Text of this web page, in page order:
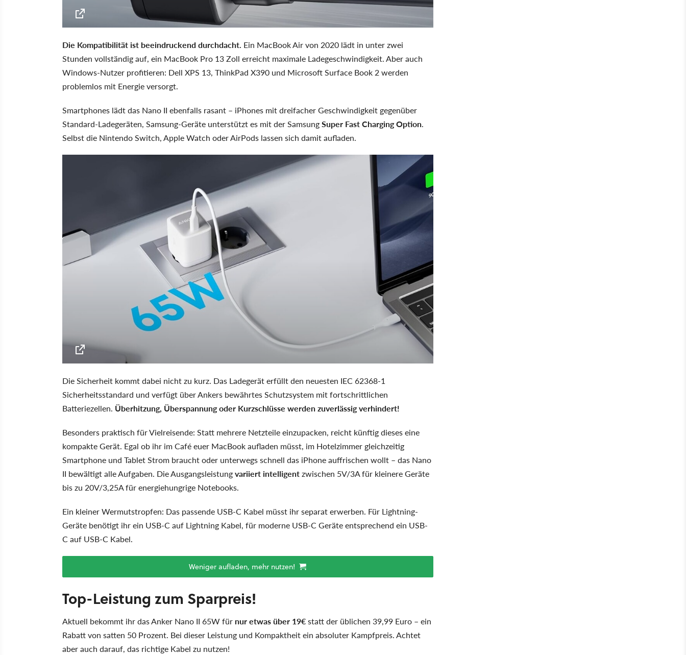
Die Kompatibilität ist beeindruckend durchdacht. Ein MacBook Air von 2020 lädt in unter zwei
Stunden vollständig auf, ein MacBook Pro 13 Zoll erreicht maximale Ladegeschwindigkeit. Aber auch
Windows-Nutzer profitieren: Dell XPS 13, ThinkPad X390 und Microsoft Surface Book 2 werden
problemlos mit Energie versorgt.
Smartphones lädt das Nano II ebenfalls rasant – iPhones mit dreifacher Geschwindigkeit gegenüber
Standard-Ladegeräten, Samsung-Geräte unterstützt es mit der SamsungSuper Fast Charging Option.
Selbst die Nintendo Switch, Apple Watch oder AirPods lassen sich damit aufladen.
Die Sicherheit kommt dabei nicht zu kurz. Das Ladegerät erfüllt den neuesten IEC 62368-1
Sicherheitsstandard und verfügt über Ankers bewährtes Schutzsystem mit fortschrittlichen
Batteriezellen. Überhitzung, Überspannung oder Kurzschlüsse werden zuverlässig verhindert!
Besonders praktisch für Vielreisende: Statt mehrere Netzteile einzupacken, reicht künftig dieses eine
kompakte Gerät. Egal ob ihr im Café euer MacBook aufladen müsst, im Hotelzimmer gleichzeitig
Smartphone und Tablet Strom braucht oder unterwegs schnell das iPhone auffrischen wollt – das Nano
II bewältigt alle Aufgaben. Die Ausgangsleistungvariiert intelligentzwischen 5V/3A für kleinere Geräte
bis zu 20V/3,25A für energiehungrige Notebooks.
Ein kleiner Wermutstropfen: Das passende USB-C Kabel müsst ihr separat erwerben. Für Lightning-
Geräte benötigt ihr ein USB-C auf Lightning Kabel, für moderne USB-C Geräte entsprechend ein USB-
C auf USB-C Kabel.
Weniger aufladen, mehr nutzen!
Top-Leistung zum Sparpreis!
Aktuell bekommt ihr das Anker Nano II 65W für nur etwas über 19€statt der üblichen 39,99 Euro – ein
Rabatt von satten 50 Prozent. Bei dieser Leistung und Kompaktheit ein absoluter Kampfpreis. Achtet
aber auch darauf, das richtige Kabel zu nutzen!